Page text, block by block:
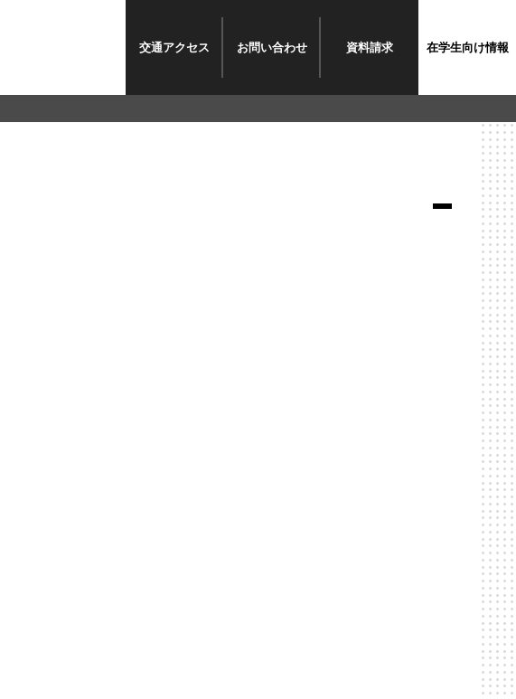
交通アクセス お問い合わせ 資料請求 在学生向け情報